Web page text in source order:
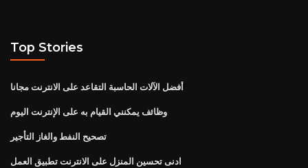
Top Stories
أفضل الآلات الحاسبة التقاعد على الانترنت مجانا
وظائف يمكنني القيام به على الإنترنت اليوم
تصحيح النفط والغاز التأجير
ادنى تحسين المنزل على الانترنت تطبيق العمل